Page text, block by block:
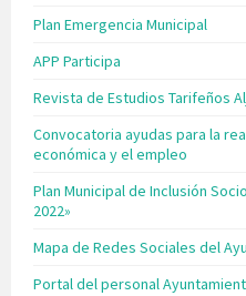
Plan Emergencia Municipal
APP Participa
Revista de Estudios Tarifeños
Convocatoria ayudas para la
económica y el empleo
Plan Municipal de Inclusión
2022»
Mapa de Redes Sociales del
Portal del personal